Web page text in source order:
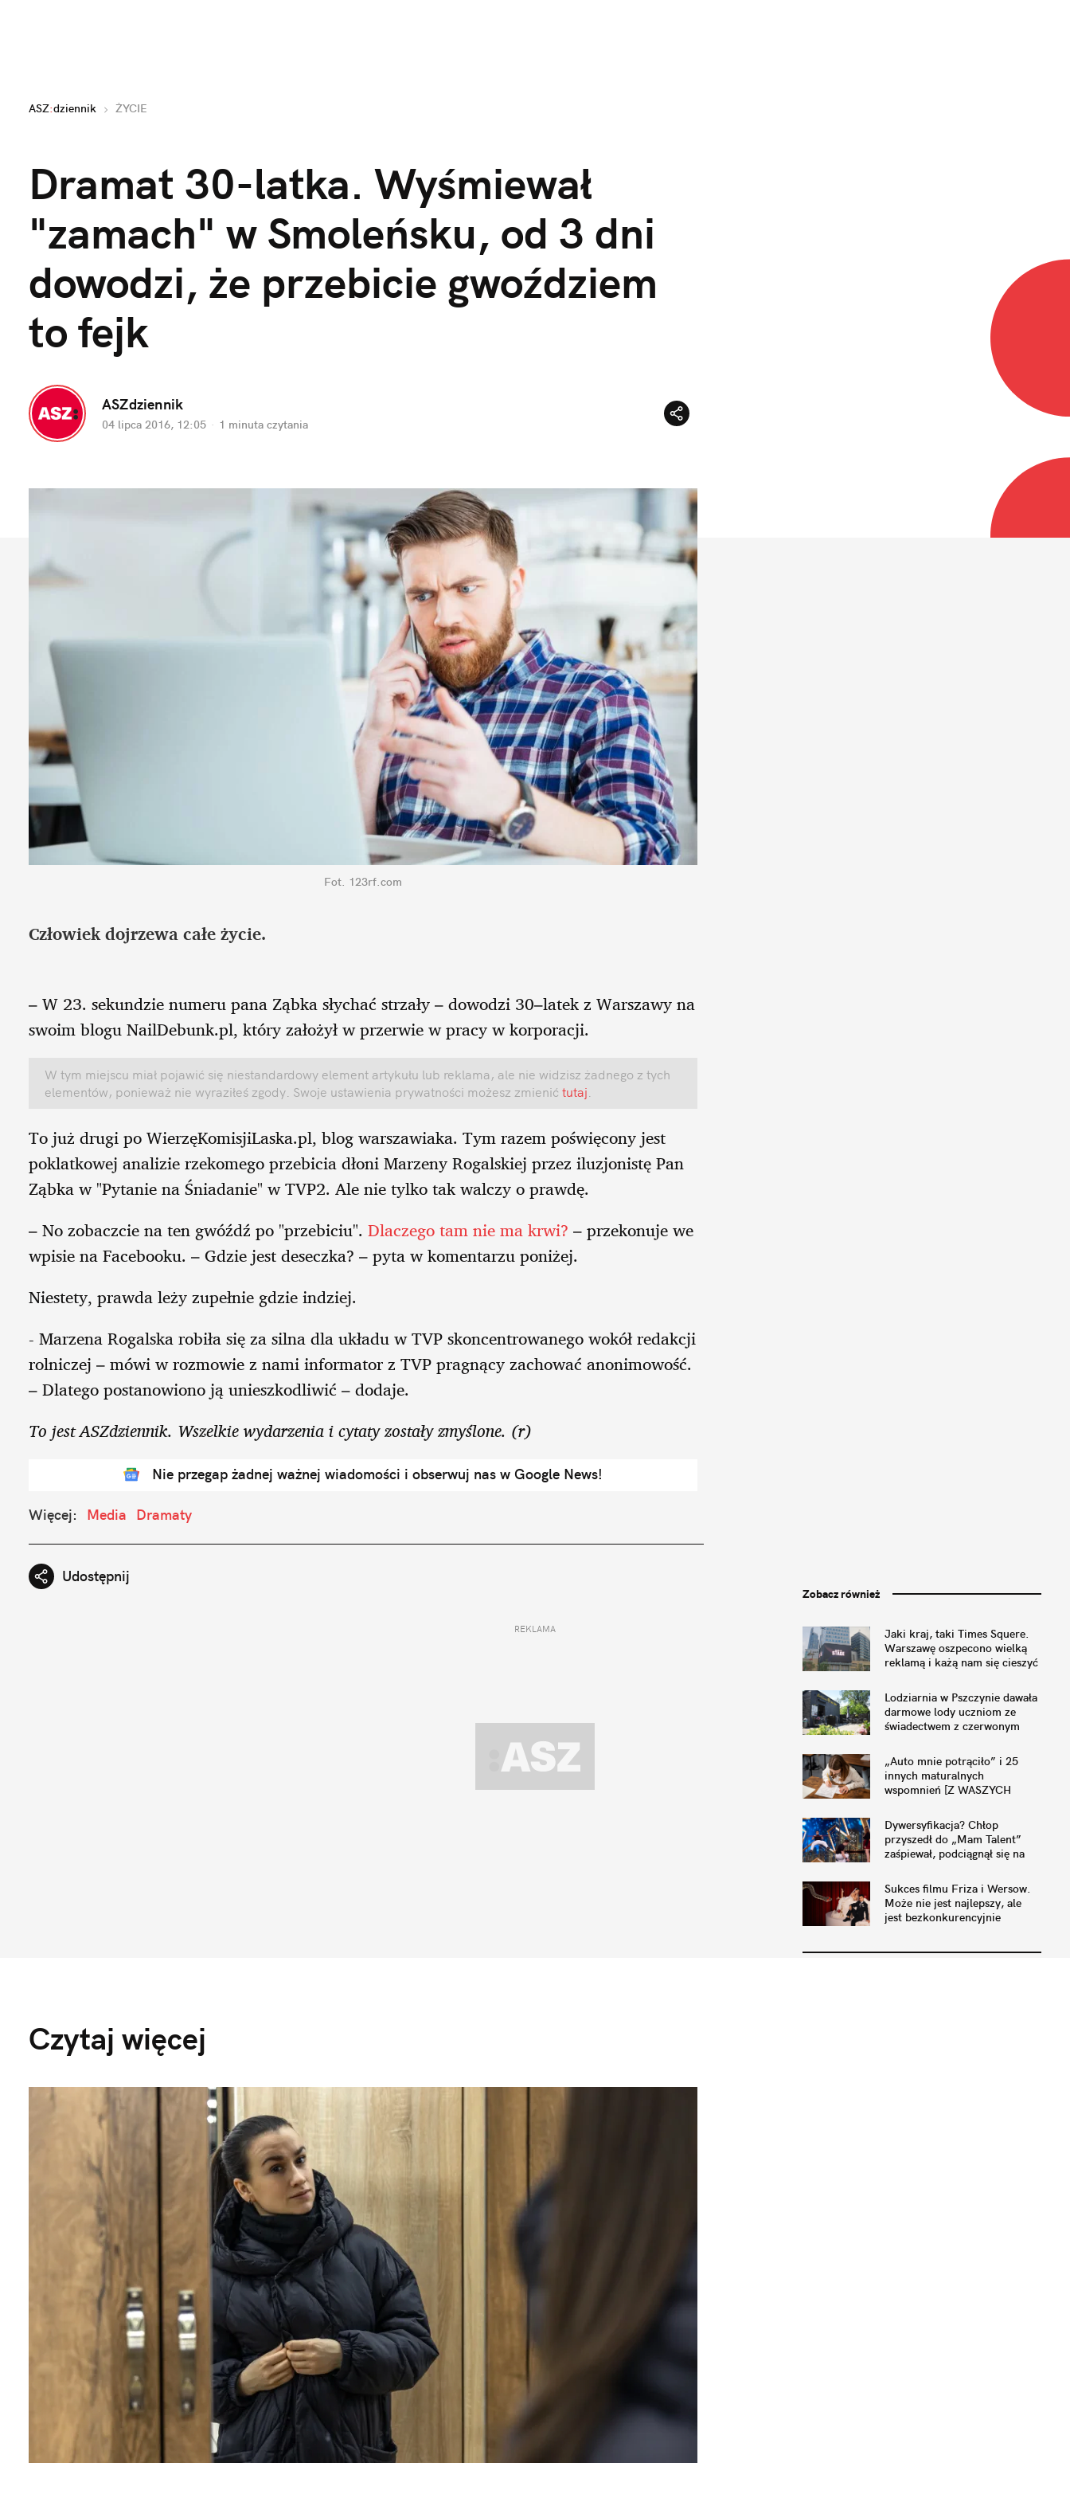
ASZ:dziennik ŻYCIE
Dramat 30-latka. Wyśmiewał
"zamach" w Smoleńsku, od 3 dni
dowodzi, że przebicie gwoździem
to fejk
ASZdziennik
04 lipca 2016, 12:05 · 1 minuta czytania
Fot. 123rf.com
Człowiek dojrzewa całe życie.
– W 23. sekundzie numeru pana Ząbka słychać strzały – dowodzi 30–latek z Warszawy na
swoim blogu NailDebunk.pl, który założył w przerwie w pracy w korporacji.
W tym miejscu miał pojawić się niestandardowy element artykułu lub reklama, ale nie widzisz żadnego z tych
elementów, ponieważ nie wyraziłeś zgody. Swoje ustawienia prywatności możesz zmienić tutaj
To już drugi po WierzęKomisjiLaska.pl, blog warszawiaka. Tym razem poświęcony jest
poklatkowej analizie rzekomego przebicia dłoni Marzeny Rogalskiej przez iluzjonistę Pan
Ząbka w "Pytanie na Śniadanie" w TVP2. Ale nie tylko tak walczy o prawdę.
– No zobaczcie na ten gwóźdź po "przebiciu". Dlaczego tam nie ma krwi? – przekonuje we
wpisie na Facebooku. – Gdzie jest deseczka? – pyta w komentarzu poniżej.
Niestety, prawda leży zupełnie gdzie indziej.
- Marzena Rogalska robiła się za silna dla układu w TVP skoncentrowanego wokół redakcji
rolniczej – mówi w rozmowie z nami informator z TVP pragnący zachować anonimowość.
– Dlatego postanowiono ją unieszkodliwić – dodaje.
To jest ASZdziennik. Wszelkie wydarzenia i cytaty zostały zmyślone. (r)
Nie przegap żadnej ważnej wiadomości i obserwuj nas w Google News!
Zobacz również
Jaki kraj, taki Times Squere.
Warszawę oszpecono wielką
reklamą i każą nam się cieszyć
Lodziarnia w Pszczynie dawała
darmowe lody uczniom ze
świadectwem z czerwonym
„Auto mnie potrąciło” i 25
innych maturalnych
wspomnień [Z WASZYCH
Dywersyfikacja? Chłop
przyszedł do „Mam Talent”
zaśpiewał, podciągnął się na
Sukces filmu Friza i Wersow.
Może nie jest najlepszy, ale
jest bezkonkurencyjnie
Więcej: Media Dramaty
Udostępnij
REKLAMA
Czytaj więcej